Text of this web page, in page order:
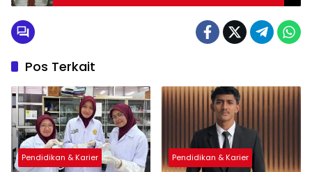
Pos Terkait
Pendidikan & Karier Pendidikan & Karier